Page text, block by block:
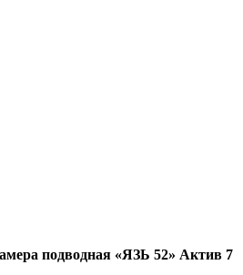
подводная «ЯЗЬ 52» Актив 7